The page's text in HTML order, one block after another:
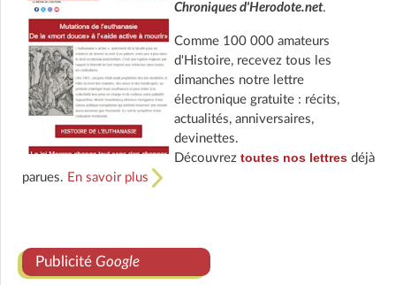
Chroniques d'Herodote.net.
Comme 100 000 amateurs
d'Histoire, recevez tous les
dimanches notre lettre
électronique gratuite : récits,
actualités, anniversaires,
devinettes.
Découvrez toutes nos lettresdéjà
parues. En savoir plus
Publicité Google